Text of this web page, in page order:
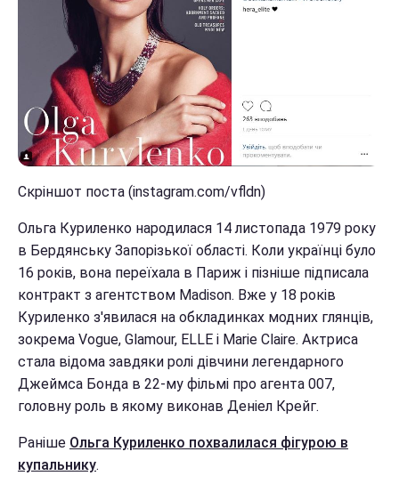
Скріншот поста (instagram.com/vfldn)
Ольга Куриленко народилася 14 листопада 1979 року
в Бердянську Запорізької області. Коли українці було
16 років, вона переїхала в Париж і пізніше підписала
контракт з агентством Madison. Вже у 18 років
Куриленко з'явилася на обкладинках модних глянців,
зокрема Vogue, Glamour, ELLE і Marie Claire. Актриса
стала відома завдяки ролі дівчини легендарного
Джеймса Бонда в 22-му фільмі про агента 007,
головну роль в якому виконав Деніел Крейг.
Раніше Ольга Куриленко похвалилася фігурою в
купальнику.